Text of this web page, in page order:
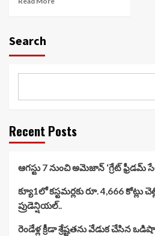
Search
Recent Posts
ఆగస్టు 7 నుంచి అమెజాన్ ‘గ్రేట్ ఫ్రీడమ్
క్యూ1లో కస్టమర్లకు రూ. 4,666 కోట్లు
ప్రుడెన్షియల్..
రెండేళ్ల క్రీడా శ్రేష్టతను వేడుక చేసిన